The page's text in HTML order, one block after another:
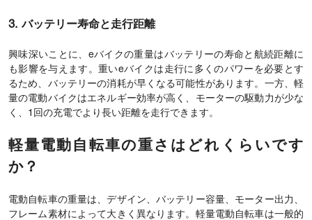
3. バッテリー寿命と走行距離
興味深いことに、eバイクの重量はバッテリーの寿命と航続距離に
も影響を与えます。重いeバイクは走行に多くのパワーを必要とす
るため、バッテリーの消耗が早くなる可能性があります。一方、軽
量の電動バイクはエネルギー効率が高く、モーターの駆動力が少な
く、1回の充電でより長い距離を走行できます。
軽量電動自転車の重さはどれくらいです
か？
電動自転車の重量は、デザイン、バッテリー容量、モーター出力、
フレーム素材によって大きく異なります。軽量電動自転車は一般的